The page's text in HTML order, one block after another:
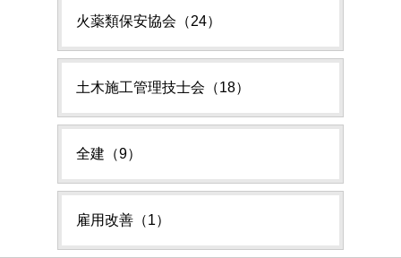
火薬類保安協会（24）
土木施工管理技士会（18）
全建（9）
雇用改善（1）